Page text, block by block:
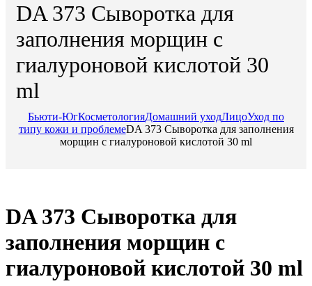
DA 373 Сыворотка для
заполнения морщин с
гиалуроновой кислотой 30
ml
Бьюти-ЮгКосметологияДомашний уходЛицоУход по
типу кожи и проблемеDA 373 Сыворотка для заполнения
морщин с гиалуроновой кислотой 30 ml
DA 373 Сыворотка для
заполнения морщин с
гиалуроновой кислотой 30 ml